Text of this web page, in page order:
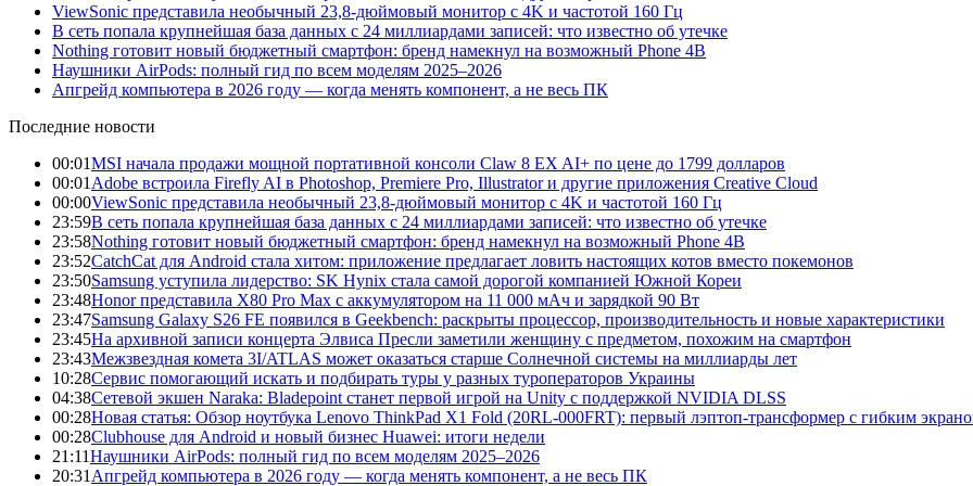
ViewSonic представила необычный 23,8-дюймовый монитор с 4K и частотой 160 Гц
В сеть попала крупнейшая база данных с 24 миллиардами записей: что известно об утечке
Nothing готовит новый бюджетный смартфон: бренд намекнул на возможный Phone 4B
Наушники AirPods: полный гид по всем моделям 2025–2026
Апгрейд компьютера в 2026 году — когда менять компонент, а не весь ПК
Последние новости
00:01MSI начала продажи мощной портативной консоли Claw 8 EX AI+ по цене до 1799 долларов
00:01 Adobe встроила Firefly AI в Photoshop, Premiere Pro, Illustrator и другие приложения Creative Cloud
00:00ViewSonic представила необычный 23,8-дюймовый монитор с 4K и частотой 160 Гц
23:59В сеть попала крупнейшая база данных с 24 миллиардами записей: что известно об утечке
23:58Nothing готовит новый бюджетный смартфон: бренд намекнул на возможный Phone 4B
23:52CatchCat для Android стала хитом: приложение предлагает ловить настоящих котов вместо покемонов
23:50Samsung уступила лидерство: SK Hynix стала самой дорогой компанией Южной Кореи
23:48Honor представила X80 Pro Max с аккумулятором на 11 000 мАч и зарядкой 90 Вт
23:47Samsung Galaxy S26 FE появился в Geekbench: раскрыты процессор, производительность и новые характеристики
23:45На архивной записи концерта Элвиса Пресли заметили женщину с предметом, похожим на смартфон
23:43Межзвездная комета 3I/ATLAS может оказаться старше Солнечной системы на миллиарды лет
10:28Сервис помогающий искать и подбирать туры у разных туроператоров Украины
04:38Сетевой экшен Naraka: Bladepoint станет первой игрой на Unity с поддержкой NVIDIA DLSS
00:28Новая статья: Обзор ноутбука Lenovo ThinkPad X1 Fold (20RL-000FRT): первый лэптоп-трансформер с гибким
00:28Clubhouse для Android и новый бизнес Huawei: итоги недели
21:11Наушники AirPods: полный гид по всем моделям 2025–2026
20:31 Апгрейд компьютера в 2026 году — когда менять компонент, а не весь ПК